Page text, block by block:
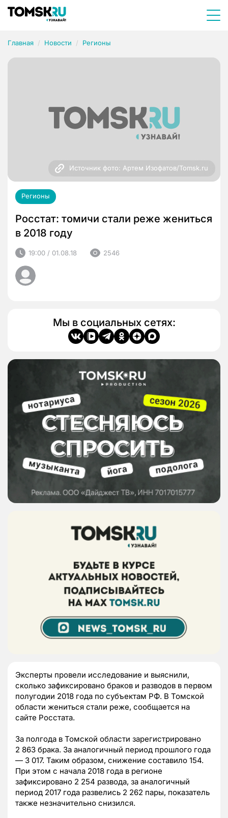
Главная Новости Регионы
Источник фото: Артем Изофатов/Tomsk.ru
Регионы
Росстат: томичи стали реже жениться
в 2018 году
19:00 / 01.08.18 2546
Мы в социальных сетях:
Эксперты провели исследование и выяснили,
сколько зафиксировано браков и разводов в первом
полугодии 2018 года по субъектам РФ. В Томской
области жениться стали реже, сообщается на
сайте Росстата.
За полгода в Томской области зарегистрировано
2 863 брака. За аналогичный период прошлого года
— 3 017. Таким образом, снижение составило 154.
При этом с начала 2018 года в регионе
зафиксировано 2 254 развода, за аналогичный
период 2017 года развелись 2 262 пары, показатель
также незначительно снизился.